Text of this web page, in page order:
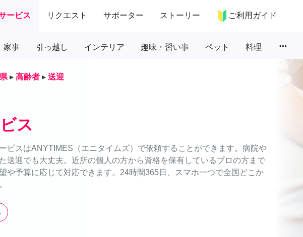
ービス リクエスト サポーター ストーリー ご利用ガイド
家事 引っ越し インテリア 趣味・習い事 ペット 料理 more_horiz
▸ 高齢者 ▸ 送迎
ス
ビスはANYTIMES（エニタイムズ）で依頼することができます。病院や
送迎でも大丈夫。近所の個人の方から資格を保有しているプロの方まで
や予算に応じて対応できます。24時間365日、スマホ一つで全国どこか